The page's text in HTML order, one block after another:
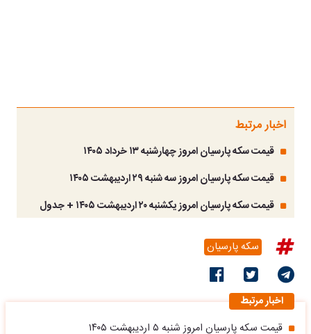
اخبار مرتبط
قیمت سکه پارسیان امروز چهارشنبه ۱۳ خرداد ۱۴۰۵
قیمت سکه پارسیان امروز سه شنبه ۲۹ اردیبهشت ۱۴۰۵
قیمت سکه پارسیان امروز یکشنبه ۲۰ اردیبهشت ۱۴۰۵ + جدول
سکه پارسیان
اخبار مرتبط
قیمت سکه پارسیان امروز شنبه ۵ اردیبهشت ۱۴۰۵